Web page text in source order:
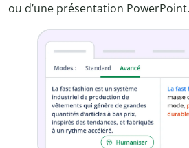
ou d’une présentation PowerPoint.